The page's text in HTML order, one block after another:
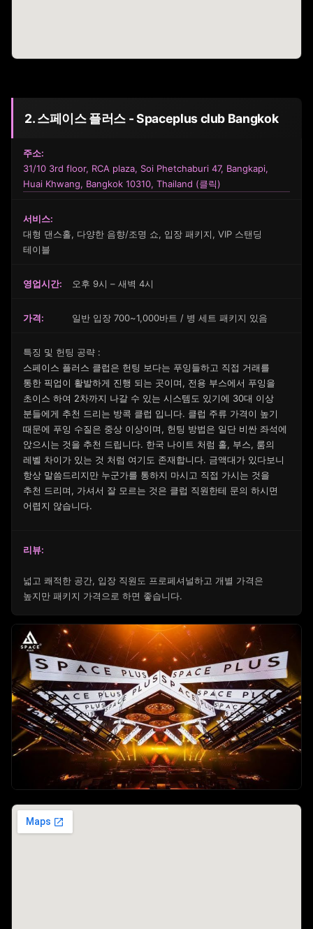
2. 스페이스 플러스 - Spaceplus club Bangkok
주소:
31/10 3rd floor, RCA plaza, Soi Phetchaburi 47, Bangkapi,
Huai Khwang, Bangkok 10310, Thailand (클릭)
서비스:
대형 댄스홀, 다양한 음향/조명 쇼, 입장 패키지, VIP 스탠딩
테이블
영업시간: 오후 9시 – 새벽 4시
가격: 일반 입장 700~1,000바트 / 병 세트 패키지 있음
특징 및 헌팅 공략 :
스페이스 플러스 클럽은 헌팅 보다는 푸잉들하고 직접 거래를
통한 픽업이 활발하게 진행 되는 곳이며, 전용 부스에서 푸잉을
초이스 하여 2차까지 나갈 수 있는 시스템도 있기에 30대 이상
분들에게 추천 드리는 방콕 클럽 입니다. 클럽 주류 가격이 높기
때문에 푸잉 수질은 중상 이상이며, 헌팅 방법은 일단 비싼 좌석에
앉으시는 것을 추천 드립니다. 한국 나이트 처럼 홀, 부스, 룸의
레벨 차이가 있는 것 처럼 여기도 존재합니다. 금액대가 있다보니
항상 말씀드리지만 누군가를 통하지 마시고 직접 가시는 것을
추천 드리며, 가셔서 잘 모르는 것은 클럽 직원한테 문의 하시면
어렵지 않습니다.
리뷰:
넓고 쾌적한 공간, 입장 직원도 프로페셔널하고 개별 가격은
높지만 패키지 가격으로 하면 좋습니다.